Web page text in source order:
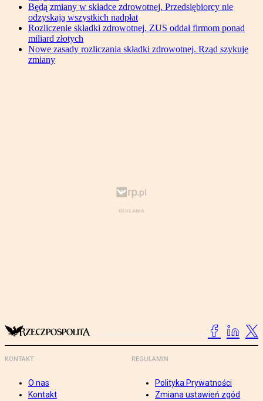
Będą zmiany w składce zdrowotnej. Przedsiębiorcy nie
odzyskają wszystkich nadpłat
Rozliczenie składki zdrowotnej. ZUS oddał firmom ponad
miliard złotych
Nowe zasady rozliczania składki zdrowotnej. Rząd szykuje
zmiany
KONTAKT
O nas
Kontakt
REGULAMIN
Polityka Prywatności
Zmiana ustawień zgód